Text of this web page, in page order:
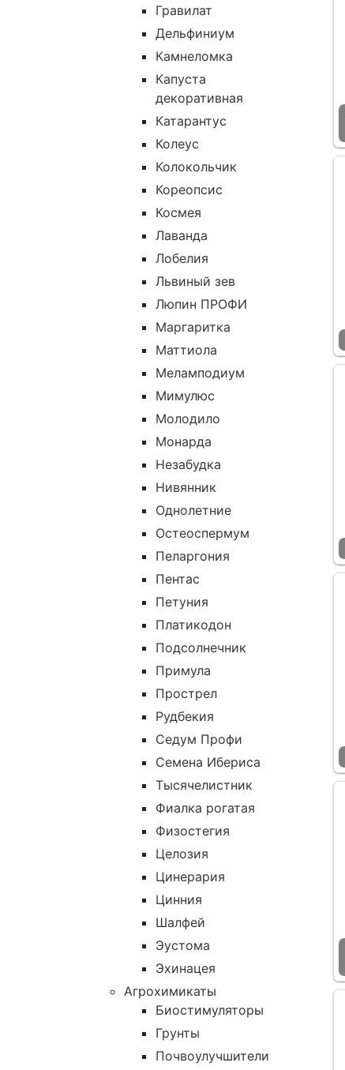
Гравилат
Дельфиниум
Камнеломка
Капуста
декоративная
Катарантус
Колеус
Колокольчик
Кореопсис
Космея
Лаванда
Лобелия
Львиный зев
Люпин ПРОФИ
Маргаритка
Маттиола
Меламподиум
Мимулюс
Молодило
Монарда
Незабудка
Нивянник
Однолетние
Остеоспермум
Пеларгония
Пентас
Петуния
Платикодон
Подсолнечник
Примула
Прострел
Рудбекия
Седум Профи
Семена Ибериса
Тысячелистник
Фиалка рогатая
Физостегия
Целозия
Цинерария
Цинния
Шалфей
Эустома
Эхинацея
Агрохимикаты
Биостимуляторы
Грунты
Почвоулучшители